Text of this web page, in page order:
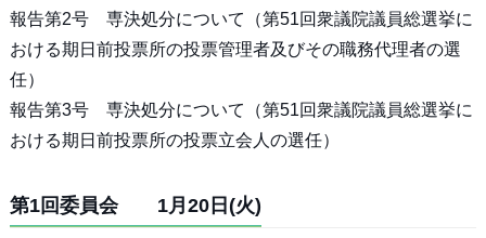
報告第2号 専決処分について（第51回衆議院議員総選挙に
おける期日前投票所の投票管理者及びその職務代理者の選
任）
報告第3号 専決処分について（第51回衆議院議員総選挙に
おける期日前投票所の投票立会人の選任）
第1回委員会 1月20日(火)